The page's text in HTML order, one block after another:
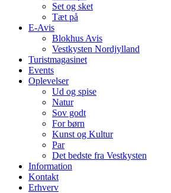
Set og sket
Tæt på
E-Avis
Blokhus Avis
Vestkysten Nordjylland
Turistmagasinet
Events
Oplevelser
Ud og spise
Natur
Sov godt
For børn
Kunst og Kultur
Par
Det bedste fra Vestkysten
Information
Kontakt
Erhverv